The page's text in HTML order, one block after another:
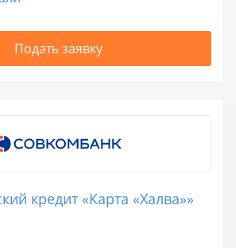
Подать заявку
кредит «Карта «Халва»»